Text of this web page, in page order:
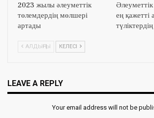
2023 жылы әлеуметтік
төлемдердің мөлшері
артады
ең қажетті
АЛДЫҢҒЫ КЕЛЕСІ
LEAVE A REPLY
Your email address will not be